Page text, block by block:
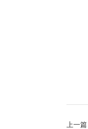
上一